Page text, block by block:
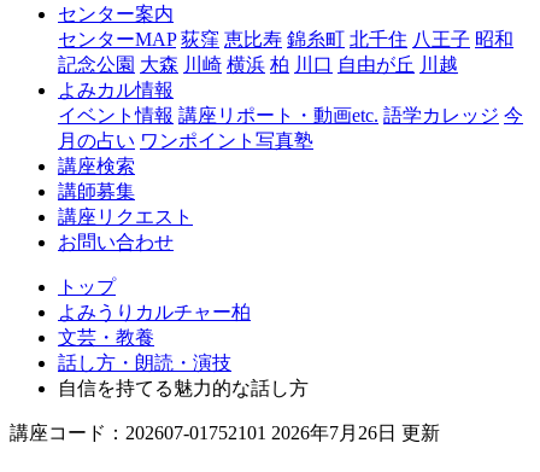
センター案内
センターMAP 荻窪 恵比寿 錦糸町 北千住 八王子 昭和
記念公園 大森 川崎 横浜 柏 川口 自由が丘 川越
よみカル情報
イベント情報 講座リポート・動画etc. 語学カレッジ 今
月の占い ワンポイント写真塾
講座検索
講師募集
講座リクエスト
お問い合わせ
トップ
よみうりカルチャー柏
文芸・教養
話し方・朗読・演技
自信を持てる魅力的な話し方
講座コード：202607-01752101 2026年7月26日 更新